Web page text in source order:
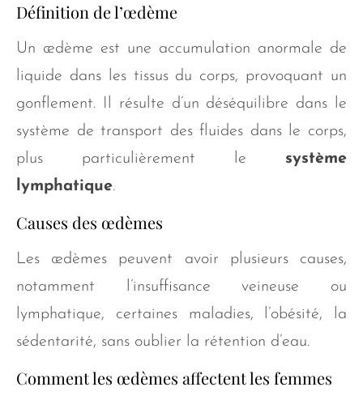
Définition de l’œdème
Un œdème est une accumulation anormale de
liquide dans les tissus du corps, provoquant un
gonflement. Il résulte d’un déséquilibre dans le
système de transport des fluides dans le corps,
plus particulièrement le système
lymphatique.
Causes des œdèmes
Les œdèmes peuvent avoir plusieurs causes,
notamment l’insuffisance veineuse ou
lymphatique, certaines maladies, l’obésité, la
sédentarité, sans oublier la rétention d’eau.
Comment les œdèmes affectent les femmes